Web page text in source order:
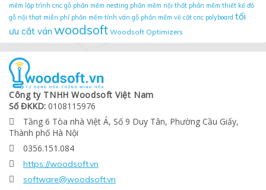
mềm lập trình cnc gỗ phần mềm nesting phần mềm nội thất phần mềm thiết kế đồ
gỗ nội that miễn phí phần mềm tính ván gỗ phần mềm vẽ cắt cnc polyboard tối
ưu cắt ván woodsoft Woodsoft Optimizers
Công ty TNHH Woodsoft Việt Nam
Số ĐKKD: 0108115976

Tầng 6 Tòa nhà Việt Á, Số 9 Duy Tân, Phường Cầu Giấy,
Thành phố Hà Nội
 0356.151.084
 https://woodsoft.vn
 software@woodsoft.vn